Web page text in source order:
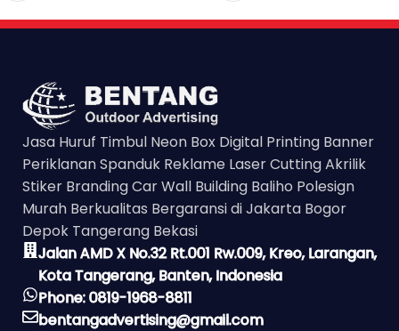
Jasa Huruf Timbul Neon Box Digital Printing Banner
Periklanan Spanduk Reklame Laser Cutting Akrilik
Stiker Branding Car Wall Building Baliho Polesign
Murah Berkualitas Bergaransi di Jakarta Bogor
Depok Tangerang Bekasi
Jalan AMD X No.32 Rt.001 Rw.009, Kreo, Larangan,
Kota Tangerang, Banten, Indonesia
Phone: 0819-1968-8811
bentangadvertising@gmail.com